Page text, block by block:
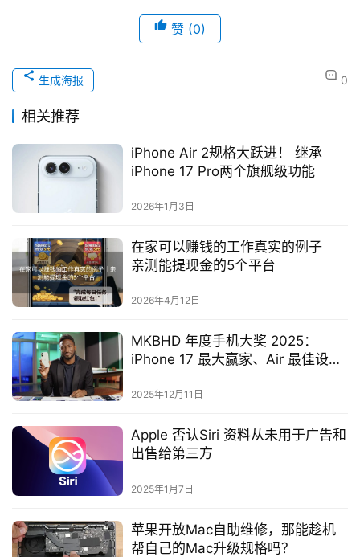
赞 (0)
0
生成海报
相关推荐
iPhone Air 2规格大跃进！ 继承
iPhone 17 Pro两个旗舰级功能
2026年1月3日
在家可以赚钱的工作真实的例子｜
亲测能提现金的5个平台
2026年4月12日
MKBHD 年度手机大奖 2025：
iPhone 17 最大赢家、Air 最佳设
2025年12月11日
Apple 否认Siri 资料从未用于广告和
出售给第三方
2025年1月7日
苹果开放Mac自助维修，那能趁机
帮自己的Mac升级规格吗？